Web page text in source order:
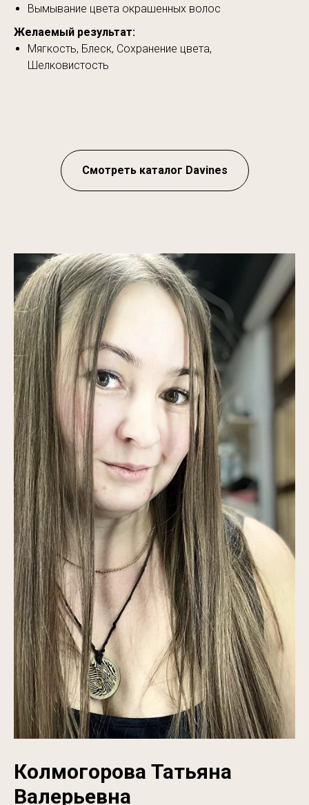
Вымывание цвета окрашенных волос
Желаемый результат:
Мягкость, Блеск, Сохранение цвета,
Шелковистость
Смотреть каталог Davines
Колмогорова Татьяна
Валерьевна